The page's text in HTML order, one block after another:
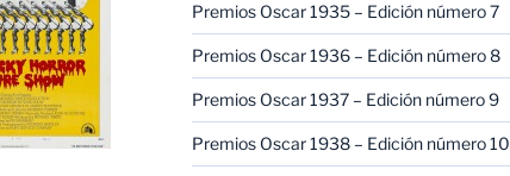
Premios Oscar 1935 – Edición número 7
Premios Oscar 1936 – Edición número 8
Premios Oscar 1937 – Edición número 9
Premios Oscar 1938 – Edición número 10